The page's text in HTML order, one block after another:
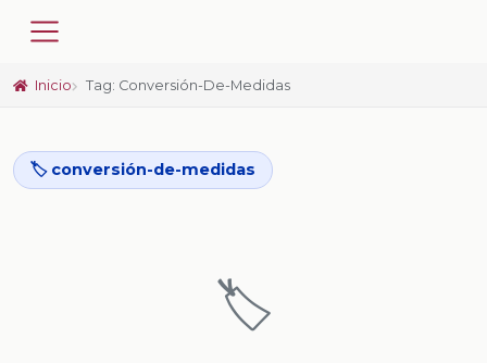
Inicio Tag: Conversión-De-Medidas
🏷️ conversión-de-medidas
🏷️